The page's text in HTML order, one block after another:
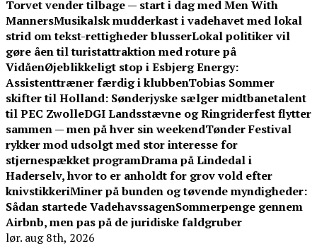
Torvet vender tilbage — start i dag med Men With
MannersMusikalsk mudderkast i vadehavet med lokal
strid om tekst-rettigheder blusserLokal politiker vil
gøre åen til turistattraktion med roture på
VidåenØjeblikkeligt stop i Esbjerg Energy:
Assistenttræner færdig i klubbenTobias Sommer
skifter til Holland: Sønderjyske sælger midtbanetalent
til PEC ZwolleDGI Landsstævne og Ringriderfest flytter
sammen — men på hver sin weekendTønder Festival
rykker mod udsolgt med stor interesse for
stjernespækket programDrama på Lindedal i
Haderselv, hvor to er anholdt for grov vold efter
knivstikkeriMiner på bunden og tøvende myndigheder:
Sådan startede VadehavssagenSommerpenge gennem
Airbnb, men pas på de juridiske faldgruber
lør. aug 8th, 2026